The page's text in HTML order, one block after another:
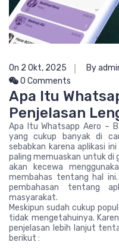
On 2 Okt, 2025 By
0 Comments
Apa Itu
Penjelasan
Apa Itu Whatsapp Aero –
yang cukup banyak di
sebabkan karena aplikasi
paling memuaskan untuk di
akan kecewa
membahas tentang hal
pembahasan tentang
masyarakat.
Meskipun sudah cukup
tidak mengetahuinya.
penjelasan lebih lanjut
berikut :